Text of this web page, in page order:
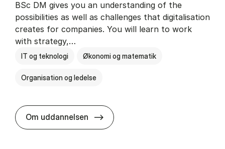
BSc DM gives you an understanding of the
possibilities as well as challenges that digitalisation
creates for companies. You will learn to work
with strategy,…
IT og teknologi Økonomi og matematik
Organisation og ledelse
Om uddannelsen BSc in Busi­ness Ad­min­is­tra­tion